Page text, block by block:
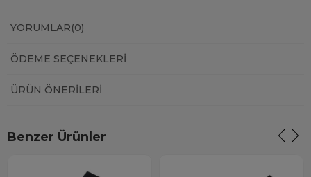
YORUMLAR(0)
ÖDEME SEÇENEKLERI
ÜRÜN ÖNERILERI
Benzer Ürünler